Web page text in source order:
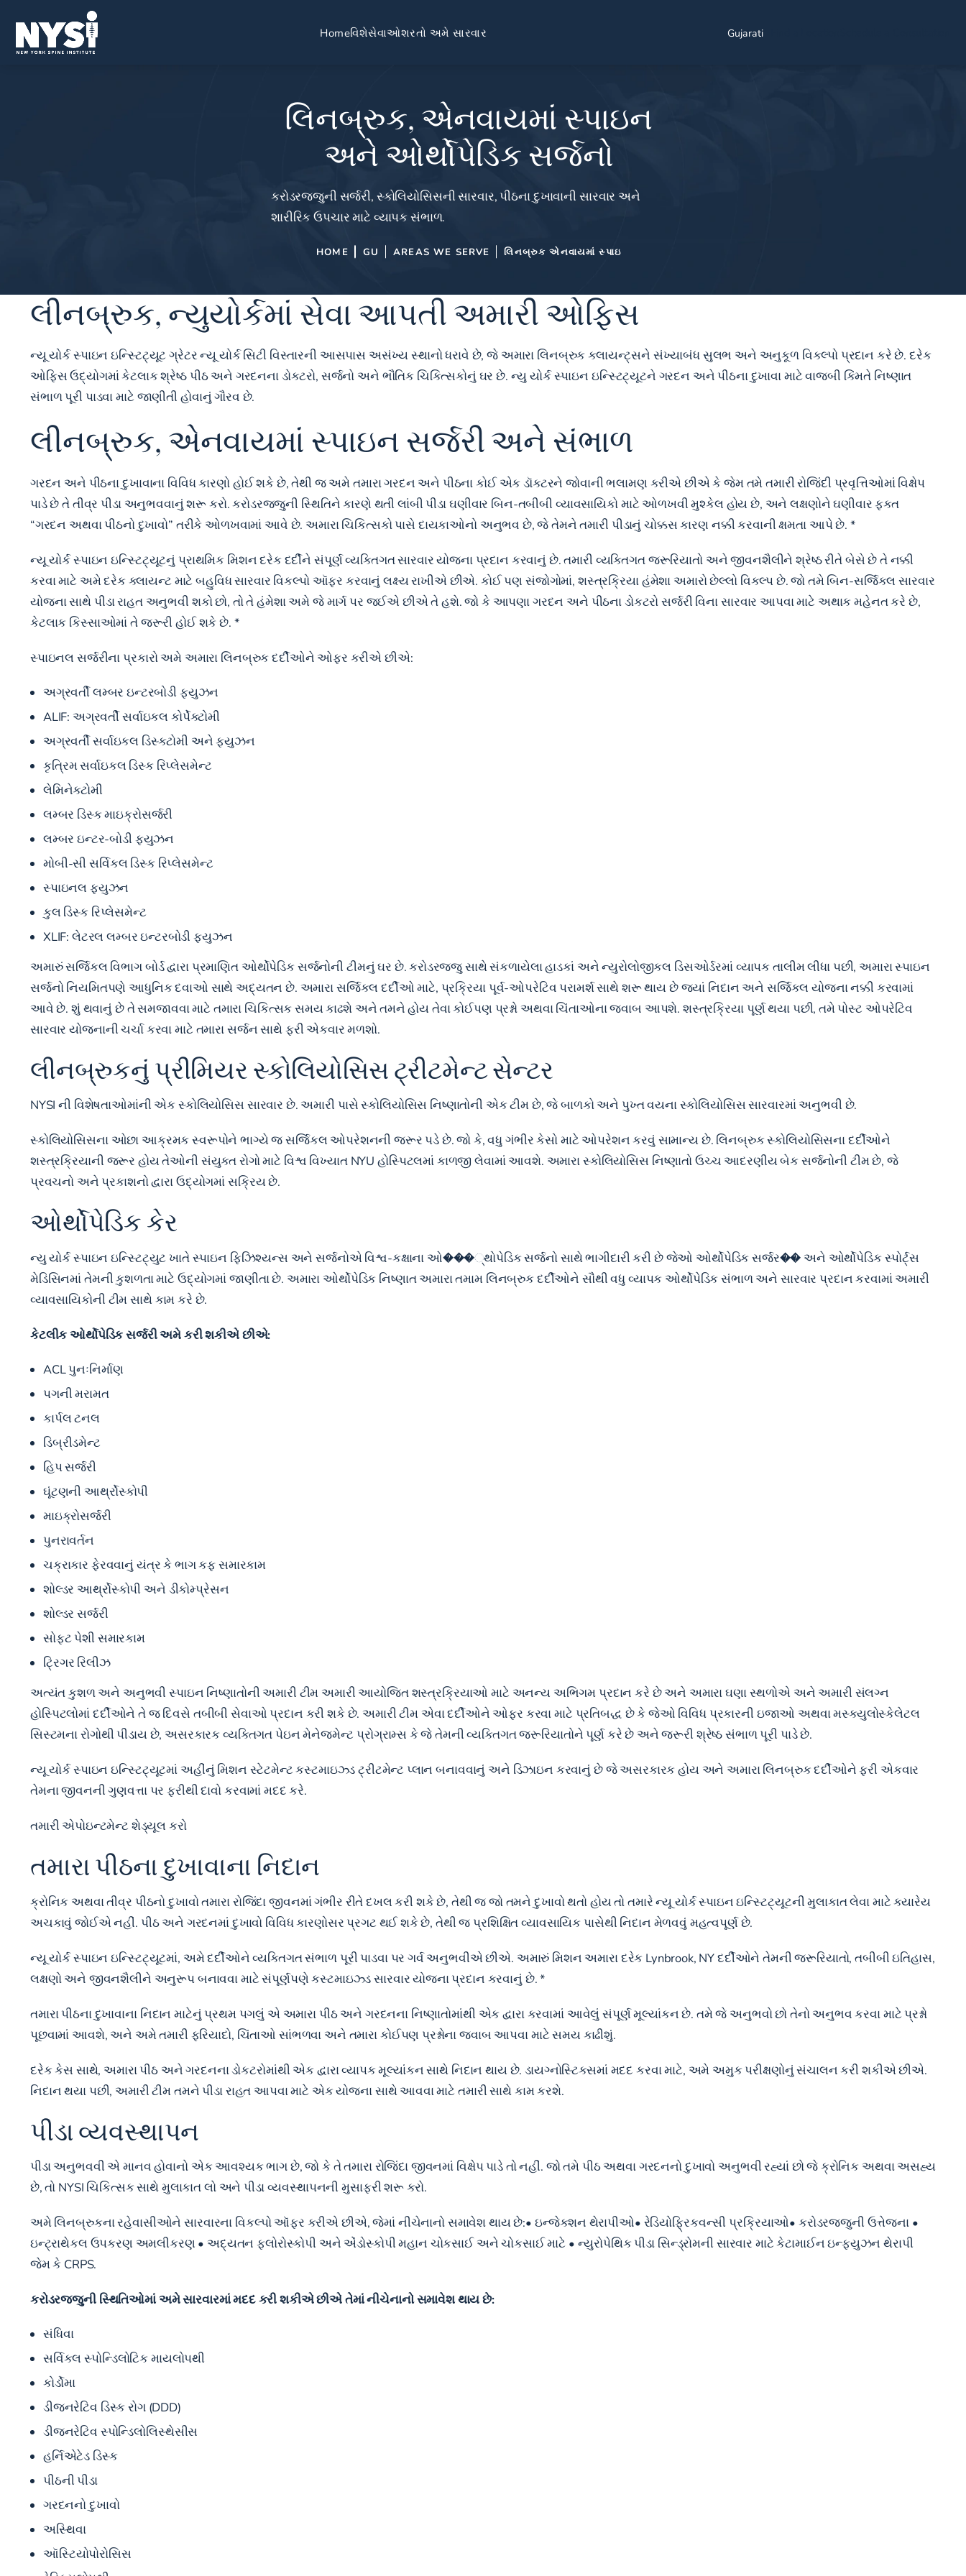
Homeવિશેસેવાઓશરતો અમે સારવાર Gujarati
લિનબ્રુક, એનવાયમાં સ્પાઇન
અને ઓર્થોપેડિક સર્જનો
કરોડરજ્જુની સર્જરી, સ્કોલિયોસિસની સારવાર, પીઠના દુખાવાની સારવાર અને
શારીરિક ઉપચાર માટે વ્યાપક સંભાળ.
HOME GU AREAS WE SERVE લિનબ્રુક એનવાયમાં સ્પાઇ
લીનબ્રુક, ન્યુયોર્કમાં સેવા આપતી અમારી ઓફિસ
ન્યૂ યોર્ક સ્પાઇન ઇન્સ્ટિટ્યૂટ ગ્રેટર ન્યૂ યોર્ક સિટી વિસ્તારની આસપાસ અસંખ્ય સ્થાનો ધરાવે છે, જે અમારા લિનબ્રુક ક્લાયન્ટ્સને સંખ્યાબંધ સુલભ અને અનુકૂળ વિકલ્પો પ્રદાન કરે છે. દરેક
ઓફિસ ઉદ્યોગમાં કેટલાક શ્રેષ્ઠ પીઠ અને ગરદનના ડોકટરો, સર્જનો અને ભૌતિક ચિકિત્સકોનું ઘર છે. ન્યુ યોર્ક સ્પાઇન ઇન્સ્ટિટ્યૂટને ગરદન અને પીઠના દુખાવા માટે વાજબી કિંમતે નિષ્ણાત
સંભાળ પૂરી પાડવા માટે જાણીતી હોવાનું ગૌરવ છે.
લીનબ્રુક, એનવાયમાં સ્પાઇન સર્જરી અને સંભાળ
ગરદન અને પીઠના દુખાવાના વિવિધ કારણો હોઈ શકે છે, તેથી જ અમે તમારા ગરદન અને પીઠના કોઈ એક ડૉક્ટરને જોવાની ભલામણ કરીએ છીએ કે જેમ તમે તમારી રોજિંદી પ્રવૃત્તિઓમાં વિક્ષેપ
પાડે છે તે તીવ્ર પીડા અનુભવવાનું શરૂ કરો. કરોડરજ્જુની સ્થિતિને કારણે થતી લાંબી પીડા ઘણીવાર બિન-તબીબી વ્યાવસાયિકો માટે ઓળખવી મુશ્કેલ હોય છે, અને લક્ષણોને ઘણીવાર ફક્ત
“ગરદન અથવા પીઠનો દુખાવો” તરીકે ઓળખવામાં આવે છે. અમારા ચિકિત્સકો પાસે દાયકાઓનો અનુભવ છે, જે તેમને તમારી પીડાનું ચોક્કસ કારણ નક્કી કરવાની ક્ષમતા આપે છે. *
ન્યૂ યોર્ક સ્પાઇન ઇન્સ્ટિટ્યૂટનું પ્રાથમિક મિશન દરેક દર્દીને સંપૂર્ણ વ્યક્તિગત સારવાર યોજના પ્રદાન કરવાનું છે. તમારી વ્યક્તિગત જરૂરિયાતો અને જીવનશૈલીને શ્રેષ્ઠ રીતે બેસે છે તે નક્કી
કરવા માટે અમે દરેક ક્લાયન્ટ માટે બહુવિધ સારવાર વિકલ્પો ઑફર કરવાનું લક્ષ્ય રાખીએ છીએ. કોઈ પણ સંજોગોમાં, શસ્ત્રક્રિયા હંમેશા અમારો છેલ્લો વિકલ્પ છે. જો તમે બિન-સર્જિકલ સારવાર
યોજના સાથે પીડા રાહત અનુભવી શકો છો, તો તે હંમેશા અમે જે માર્ગ પર જઈએ છીએ તે હશે. જો કે આપણા ગરદન અને પીઠના ડોકટરો સર્જરી વિના સારવાર આપવા માટે અથાક મહેનત કરે છે,
કેટલાક કિસ્સાઓમાં તે જરૂરી હોઈ શકે છે. *
સ્પાઇનલ સર્જરીના પ્રકારો અમે અમારા લિનબ્રુક દર્દીઓને ઓફર કરીએ છીએ:
અગ્રવર્તી લમ્બર ઇન્ટરબોડી ફ્યુઝન
ALIF: અગ્રવર્તી સર્વાઇકલ કોર્પેક્ટોમી
અગ્રવર્તી સર્વાઇકલ ડિસ્કટોમી અને ફ્યુઝન
કૃત્રિમ સર્વાઇકલ ડિસ્ક રિપ્લેસમેન્ટ
લેમિનેક્ટોમી
લમ્બર ડિસ્ક માઇક્રોસર્જરી
લમ્બર ઇન્ટર-બોડી ફ્યુઝન
મોબી-સી સર્વિકલ ડિસ્ક રિપ્લેસમેન્ટ
સ્પાઇનલ ફ્યુઝન
કુલ ડિસ્ક રિપ્લેસમેન્ટ
XLIF: લેટરલ લમ્બર ઇન્ટરબોડી ફ્યુઝન
અમારું સર્જિકલ વિભાગ બોર્ડ દ્વારા પ્રમાણિત ઓર્થોપેડિક સર્જનોની ટીમનું ઘર છે. કરોડરજ્જુ સાથે સંકળાયેલા હાડકાં અને ન્યુરોલોજીકલ ડિસઓર્ડરમાં વ્યાપક તાલીમ લીધા પછી, અમારા સ્પાઇન
સર્જનો નિયમિતપણે આધુનિક દવાઓ સાથે અદ્યતન છે. અમારા સર્જિકલ દર્દીઓ માટે, પ્રક્રિયા પૂર્વ-ઓપરેટિવ પરામર્શ સાથે શરૂ થાય છે જ્યાં નિદાન અને સર્જિકલ યોજના નક્કી કરવામાં
આવે છે. શું થવાનું છે તે સમજાવવા માટે તમારા ચિકિત્સક સમય કાઢશે અને તમને હોય તેવા કોઈપણ પ્રશ્નો અથવા ચિંતાઓના જવાબ આપશે. શસ્ત્રક્રિયા પૂર્ણ થયા પછી, તમે પોસ્ટ ઓપરેટિવ
સારવાર યોજનાની ચર્ચા કરવા માટે તમારા સર્જન સાથે ફરી એકવાર મળશો.
લીનબ્રુકનું પ્રીમિયર સ્કોલિયોસિસ ટ્રીટમેન્ટ સેન્ટર
NYSI ની વિશેષતાઓમાંની એક સ્કોલિયોસિસ સારવાર છે. અમારી પાસે સ્કોલિયોસિસ નિષ્ણાતોની એક ટીમ છે, જે બાળકો અને પુખ્ત વયના સ્કોલિયોસિસ સારવારમાં અનુભવી છે.
સ્કોલિયોસિસના ઓછા આક્રમક સ્વરૂપોને ભાગ્યે જ સર્જિકલ ઓપરેશનની જરૂર પડે છે. જો કે, વધુ ગંભીર કેસો માટે ઓપરેશન કરવું સામાન્ય છે. લિનબ્રુક સ્કોલિયોસિસના દર્દીઓને
શસ્ત્રક્રિયાની જરૂર હોય તેઓની સંયુક્ત રોગો માટે વિશ્વ વિખ્યાત NYU હોસ્પિટલમાં કાળજી લેવામાં આવશે. અમારા સ્કોલિયોસિસ નિષ્ણાતો ઉચ્ચ આદરણીય બેક સર્જનોની ટીમ છે, જે
પ્રવચનો અને પ્રકાશનો દ્વારા ઉદ્યોગમાં સક્રિય છે.
ઓર્થોપેડિક કેર
ન્યુ યોર્ક સ્પાઇન ઇન્સ્ટિટ્યુટ ખાતે સ્પાઇન ફિઝિશ્યન્સ અને સર્જનોએ વિશ્વ-કક્ષાના ઓ���્થોપેડિક સર્જનો સાથે ભાગીદારી કરી છે જેઓ ઓર્થોપેડિક સર્જર�� અને ઓર્થોપેડિક સ્પોર્ટ્સ
મેડિસિનમાં તેમની કુશળતા માટે ઉદ્યોગમાં જાણીતા છે. અમારા ઓર્થોપેડિક નિષ્ણાત અમારા તમામ લિનબ્રુક દર્દીઓને સૌથી વધુ વ્યાપક ઓર્થોપેડિક સંભાળ અને સારવાર પ્રદાન કરવામાં અમારી
વ્યાવસાયિકોની ટીમ સાથે કામ કરે છે.
કેટલીક ઓર્થોપેડિક સર્જરી અમે કરી શકીએ છીએ:
ACL પુનઃનિર્માણ
પગની મરામત
કાર્પલ ટનલ
ડિબ્રીડમેન્ટ
હિપ સર્જરી
ઘૂંટણની આર્થ્રોસ્કોપી
માઇક્રોસર્જરી
પુનરાવર્તન
ચક્રાકાર ફેરવવાનું યંત્ર કે ભાગ કફ સમારકામ
શોલ્ડર આર્થ્રોસ્કોપી અને ડીકોમ્પ્રેસન
શોલ્ડર સર્જરી
સોફ્ટ પેશી સમારકામ
ટ્રિગર રિલીઝ
અત્યંત કુશળ અને અનુભવી સ્પાઇન નિષ્ણાતોની અમારી ટીમ અમારી આયોજિત શસ્ત્રક્રિયાઓ માટે અનન્ય અભિગમ પ્રદાન કરે છે અને અમારા ઘણા સ્થળોએ અને અમારી સંલગ્ન
હોસ્પિટલોમાં દર્દીઓને તે જ દિવસે તબીબી સેવાઓ પ્રદાન કરી શકે છે. અમારી ટીમ એવા દર્દીઓને ઓફર કરવા માટે પ્રતિબદ્ધ છે કે જેઓ વિવિધ પ્રકારની ઇજાઓ અથવા મસ્ક્યુલોસ્કેલેટલ
સિસ્ટમના રોગોથી પીડાય છે, અસરકારક વ્યક્તિગત પેઇન મેનેજમેન્ટ પ્રોગ્રામ્સ કે જે તેમની વ્યક્તિગત જરૂરિયાતોને પૂર્ણ કરે છે અને જરૂરી શ્રેષ્ઠ સંભાળ પૂરી પાડે છે.
ન્યૂ યોર્ક સ્પાઇન ઇન્સ્ટિટ્યૂટમાં અહીંનું મિશન સ્ટેટમેન્ટ કસ્ટમાઇઝ્ડ ટ્રીટમેન્ટ પ્લાન બનાવવાનું અને ડિઝાઇન કરવાનું છે જે અસરકારક હોય અને અમારા લિનબ્રુક દર્દીઓને ફરી એકવાર
તેમના જીવનની ગુણવત્તા પર ફરીથી દાવો કરવામાં મદદ કરે.
તમારી એપોઇન્ટમેન્ટ શેડ્યૂલ કરો
તમારા પીઠના દુખાવાના નિદાન
ક્રોનિક અથવા તીવ્ર પીઠનો દુખાવો તમારા રોજિંદા જીવનમાં ગંભીર રીતે દખલ કરી શકે છે, તેથી જ જો તમને દુખાવો થતો હોય તો તમારે ન્યૂ યોર્ક સ્પાઇન ઇન્સ્ટિટ્યૂટની મુલાકાત લેવા માટે ક્યારેય
અચકાવું જોઈએ નહીં. પીઠ અને ગરદનમાં દુખાવો વિવિધ કારણોસર પ્રગટ થઈ શકે છે, તેથી જ પ્રશિક્ષિત વ્યાવસાયિક પાસેથી નિદાન મેળવવું મહત્વપૂર્ણ છે.
ન્યૂ યોર્ક સ્પાઇન ઇન્સ્ટિટ્યૂટમાં, અમે દર્દીઓને વ્યક્તિગત સંભાળ પૂરી પાડવા પર ગર્વ અનુભવીએ છીએ. અમારું મિશન અમારા દરેક Lynbrook, NY દર્દીઓને તેમની જરૂરિયાતો, તબીબી ઇતિહાસ,
લક્ષણો અને જીવનશૈલીને અનુરૂપ બનાવવા માટે સંપૂર્ણપણે કસ્ટમાઇઝ્ડ સારવાર યોજના પ્રદાન કરવાનું છે. *
તમારા પીઠના દુખાવાના નિદાન માટેનું પ્રથમ પગલું એ અમારા પીઠ અને ગરદનના નિષ્ણાતોમાંથી એક દ્વારા કરવામાં આવેલું સંપૂર્ણ મૂલ્યાંકન છે. તમે જે અનુભવો છો તેનો અનુભવ કરવા માટે પ્રશ્નો
પૂછવામાં આવશે, અને અમે તમારી ફરિયાદો, ચિંતાઓ સાંભળવા અને તમારા કોઈપણ પ્રશ્નોના જવાબ આપવા માટે સમય કાઢીશું.
દરેક કેસ સાથે, અમારા પીઠ અને ગરદનના ડોકટરોમાંથી એક દ્વારા વ્યાપક મૂલ્યાંકન સાથે નિદાન થાય છે. ડાયગ્નોસ્ટિક્સમાં મદદ કરવા માટે, અમે અમુક પરીક્ષણોનું સંચાલન કરી શકીએ છીએ.
નિદાન થયા પછી, અમારી ટીમ તમને પીડા રાહત આપવા માટે એક યોજના સાથે આવવા માટે તમારી સાથે કામ કરશે.
પીડા વ્યવસ્થાપન
પીડા અનુભવવી એ માનવ હોવાનો એક આવશ્યક ભાગ છે, જો કે તે તમારા રોજિંદા જીવનમાં વિક્ષેપ પાડે તો નહીં. જો તમે પીઠ અથવા ગરદનનો દુખાવો અનુભવી રહ્યાં છો જે ક્રોનિક અથવા અસહ્ય
છે, તો NYSI ચિકિત્સક સાથે મુલાકાત લો અને પીડા વ્યવસ્થાપનની મુસાફરી શરૂ કરો.
અમે લિનબ્રુકના રહેવાસીઓને સારવારના વિકલ્પો ઑફર કરીએ છીએ, જેમાં નીચેનાનો સમાવેશ થાય છે:• ઇન્જેક્શન થેરાપીઓ• રેડિયોફ્રિકવન્સી પ્રક્રિયાઓ• કરોડરજ્જુની ઉત્તેજના •
ઇન્ટ્રાથેકલ ઉપકરણ અમલીકરણ • અદ્યતન ફ્લોરોસ્કોપી અને એંડોસ્કોપી મહાન ચોકસાઈ અને ચોકસાઈ માટે • ન્યુરોપેથિક પીડા સિન્ડ્રોમની સારવાર માટે કેટામાઈન ઇન્ફ્યુઝન થેરાપી
જેમ કે CRPS.
કરોડરજ્જુની સ્થિતિઓમાં અમે સારવારમાં મદદ કરી શકીએ છીએ તેમાં નીચેનાનો સમાવેશ થાય છે:
સંધિવા
સર્વિકલ સ્પોન્ડિલોટિક માયલોપથી
કોર્ડોમા
ડીજનરેટિવ ડિસ્ક રોગ (DDD)
ડીજનરેટિવ સ્પોન્ડિલોલિસ્થેસીસ
હર્નિએટેડ ડિસ્ક
પીઠની પીડા
ગરદનનો દુખાવો
અસ્થિવા
ઑસ્ટિયોપોરોસિસ